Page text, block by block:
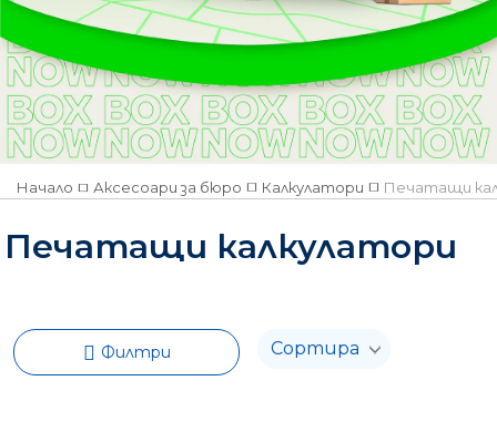
Начало Аксесоари за бюро Калкулатори Печатащи
Печатащи калкулатори
Филтри